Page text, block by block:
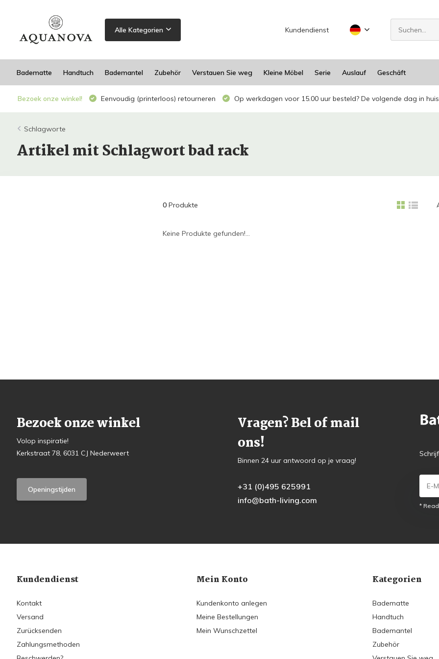
Alle Kategorien Kundendienst
Badematte Handtuch Bademantel Zubehör Verstauen Sie weg Kleine Möbel Serie Auslauf Geschäft
Bezoek onze winkel! Eenvoudig (printerloos) retourneren Op werkdagen voor 15.00 uur besteld? De volgende dag in
Schlagworte
Artikel mit Schlagwort bad rack
0Produkte
Keine Produkte gefunden!...
Bezoek onze winkel
Volop inspiratie!
Kerkstraat 78, 6031 CJ Nederweert
Openingstijden
Vragen? Bel of mail
ons!
Binnen 24 uur antwoord op je vraag!
+31 (0)495 625991
info@bath-living.com
*
Kundendienst
Kontakt
Versand
Zurücksenden
Zahlungsmethoden
Mein Konto
Kundenkonto anlegen
Meine Bestellungen
Mein Wunschzettel
Kategorien
Badematte
Handtuch
Bademantel
Zubehör